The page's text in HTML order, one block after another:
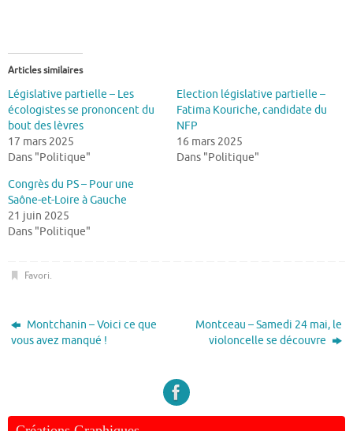
Articles similaires
Législative partielle – Les
écologistes se prononcent du
bout des lèvres
17 mars 2025
Dans "Politique"
Election législative partielle –
Fatima Kouriche, candidate du
NFP
16 mars 2025
Dans "Politique"
Congrès du PS – Pour une
Saône-et-Loire à Gauche
21 juin 2025
Dans "Politique"
Favori.
Montchanin – Voici ce que
vous avez manqué !
Montceau – Samedi 24 mai, le
violoncelle se découvre